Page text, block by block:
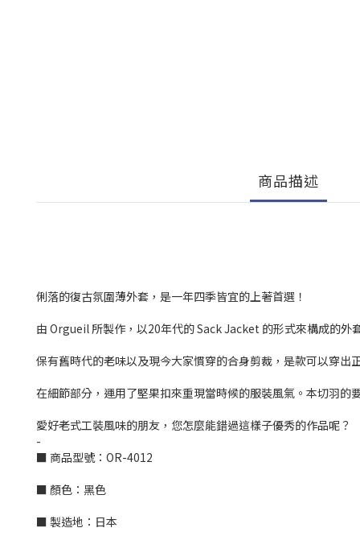
商品描述
俐落的復古氛圍薄外套，是一年四季皆宜的上著首選！
由 Orgueil 所製作，以20年代的 Sack Jacket 的形式來構成的外
保有舊時代的老味以及現今大家慣穿的合身剪裁，是款可以穿
在細節部分，運用了堅果扣來重現當時候的服裝風氣。本切羽的
愛好老式工裝風味的朋友，您怎麼能錯過這樣子優秀的作品呢？
-
■ 商品型號：OR-4012
■ 顏色：黑色
■ 製造地：日本